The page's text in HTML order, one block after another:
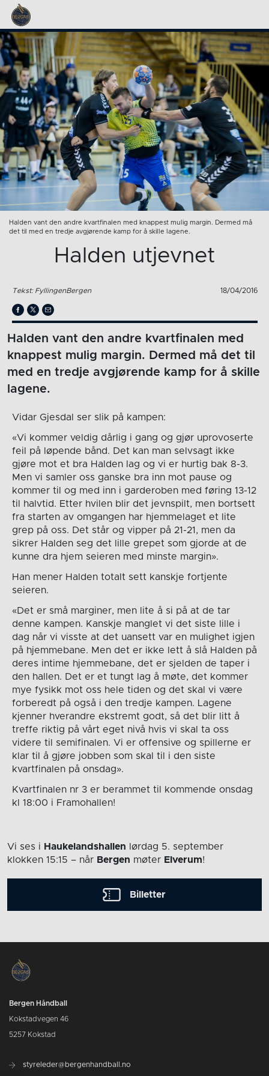
Halden vant den andre kvartfinalen med knappest mulig margin. Dermed må
det til med en tredje avgjørende kamp for å skille lagene.
Halden utjevnet
Tekst: FyllingenBergen 18/04/2016
Halden vant den andre kvartfinalen med
knappest mulig margin. Dermed må det til
med en tredje avgjørende kamp for å skille
lagene.
Vidar Gjesdal ser slik på kampen:
«Vi kommer veldig dårlig i gang og gjør uprovoserte
feil på løpende bånd. Det kan man selvsagt ikke
gjøre mot et bra Halden lag og vi er hurtig bak 8-3.
Men vi samler oss ganske bra inn mot pause og
kommer til og med inn i garderoben med føring 13-12
til halvtid. Etter hvilen blir det jevnspilt, men bortsett
fra starten av omgangen har hjemmelaget et lite
grep på oss. Det står og vipper på 21-21, men da
sikrer Halden seg det lille grepet som gjorde at de
kunne dra hjem seieren med minste margin».
Han mener Halden totalt sett kanskje fortjente
seieren.
«Det er små marginer, men lite å si på at de tar
denne kampen. Kanskje manglet vi det siste lille i
dag når vi visste at det uansett var en mulighet igjen
på hjemmebane. Men det er ikke lett å slå Halden på
deres intime hjemmebane, det er sjelden de taper i
den hallen. Det er et tungt lag å møte, det kommer
mye fysikk mot oss hele tiden og det skal vi være
forberedt på også i den tredje kampen. Lagene
kjenner hverandre ekstremt godt, så det blir litt å
treffe riktig på vårt eget nivå hvis vi skal ta oss
videre til semifinalen. Vi er offensive og spillerne er
klar til å gjøre jobben som skal til i den siste
kvartfinalen på onsdag».
Kvartfinalen nr 3 er berammet til kommende onsdag
kl 18:00 i Framohallen!
Vi ses i Haukelandshallen lørdag 5. september
klokken 15:15 – når Bergen møter Elverum!
Billetter
Bergen Håndball
Kokstadvegen 46
5257 Kokstad
styreleder@bergenhandball.no